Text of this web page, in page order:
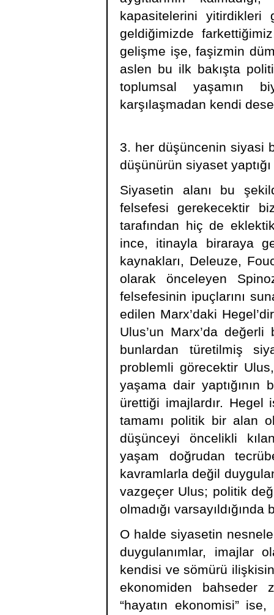
kapasitelerini yitirdikleri
geldiğimizde
gelişme işe, faşizmin
aslen bu ilk bakışta
toplumsal yaşamın
karşılaşmadan kendi
3. her düşüncenin siyasi
düşünürün siyaset
Siyasetin alanı bu
felsefesi gerekecektir
tarafından hiç de
ince, itinayla biraraya
kaynakları, Deleuze,
olarak önceleyen
felsefesinin ipuçlarını
edilen Marx’daki
Ulus’un Marx’da
bunlardan türetilmiş
problemli görecektir
yaşama dair
ürettiği imajlardır. Hegel
tamamı politik bir alan
düşünceyi öncelikli
yaşam doğrudan
kavramlarla değil
vazgeçer Ulus; politik
olmadığı varsayıldığında
O halde siyasetin
duygulanımlar, imajlar
kendisi ve sömürü
ekonomiden bahseder
“hayatın ekonomisi”